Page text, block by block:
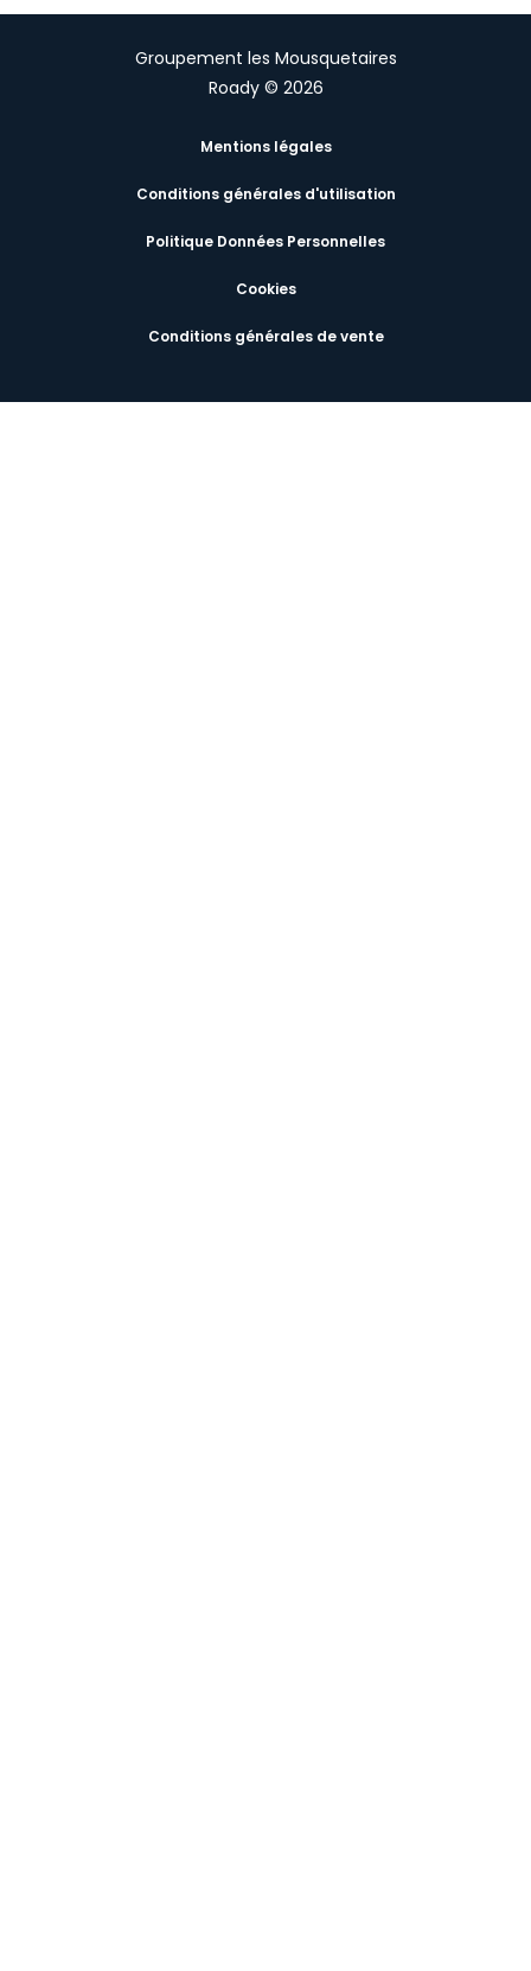
Groupement les Mousquetaires
Roady © 2026
Mentions légales
Conditions générales d'utilisation
Politique Données Personnelles
Cookies
Conditions générales de vente